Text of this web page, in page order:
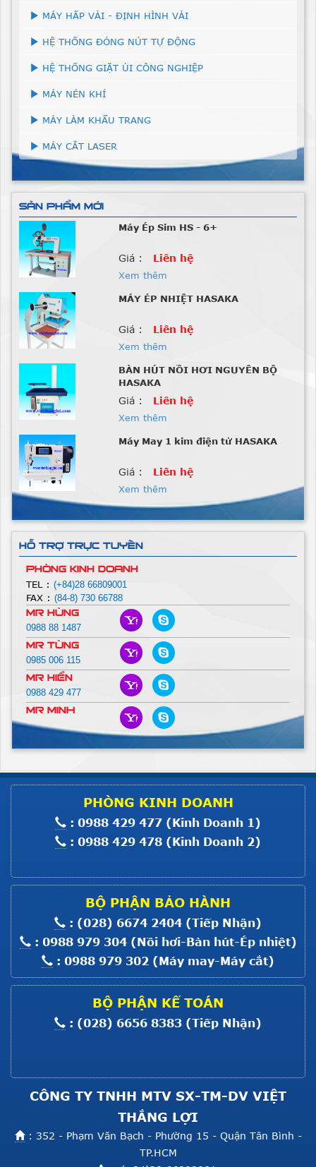
MÁY HẤP VẢI - ĐỊNH HÌNH VẢI
HỆ THỐNG ĐÓNG NÚT TỰ ĐỘNG
HỆ THỐNG GIẶT ỦI CÔNG NGHIỆP
MÁY NÉN KHÍ
MÁY LÀM KHẨU TRANG
MÁY CẮT LASER
SẢN PHẨM MỚI
Máy Ép Sim HS - 6+
Giá : Liên hệ
Xem thêm
MÁY ÉP NHIỆT HASAKA
Giá : Liên hệ
Xem thêm
BÀN HÚT NỒI HƠI NGUYÊN BỘ
HASAKA
Giá : Liên hệ
Xem thêm
Máy May 1 kim điện tử HASAKA
Giá : Liên hệ
Xem thêm
Giá :
Xem thêm
Máy Nhồi Lông Vũ
Giá : Liên hệ
Xem thêm
Máy Nhồi Lông Vũ 2P-6G
Giá : Liên hệ
Xem thêm
Máy Nhồi Lông Vũ
Xem thêm
Máy Trải Vải HS SIII-160
Giá : Liên hệ
Xem thêm
8700
Giá : Liên hệ
Xem thêm
MOTOR BẮT MÁY MỘT KIM CO
Liên hệ
Xem thêm
MOTOR BẮT MÁY VC008; F007;
C007
HỖ TRỢ TRỰC TUYẾN
PHÒNG KINH DOANH
TEL : (+84)28 66809001
FAX : (84-8) 730 66788
Mr Hùng
0988 88 1487
Mr Tùng
0985 006 115
Mr Hiển
0988 429 477
Mr Minh
PHÒNG KINH DOANH
: 0988 429 477 (Kinh Doanh 1)
: 0988 429 478 (Kinh Doanh 2)
BỘ PHẬN BẢO HÀNH
: (028) 6674 2404 (Tiếp Nhận)
: 0988 979 304 (Nồi hơi-Bàn hút-Ép nhiệt)
: 0988 979 302 (Máy may-Máy cắt)
BỘ PHẬN KẾ TOÁN
: (028) 6656 8383 (Tiếp Nhận)
CÔNG TY TNHH MTV SX-TM-DV VIỆT
THẮNG LỢI
: 352 - Phạm Văn Bạch - Phường 15 - Quận Tân Bình -
TP.HCM